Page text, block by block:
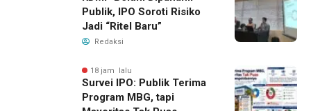
Publik, IPO Soroti Risiko
Jadi “Ritel Baru”
Redaksi
18 jam lalu
Survei IPO: Publik Terima
Program MBG, tapi